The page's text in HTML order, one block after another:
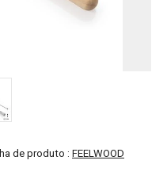
de produto : FEELWOOD